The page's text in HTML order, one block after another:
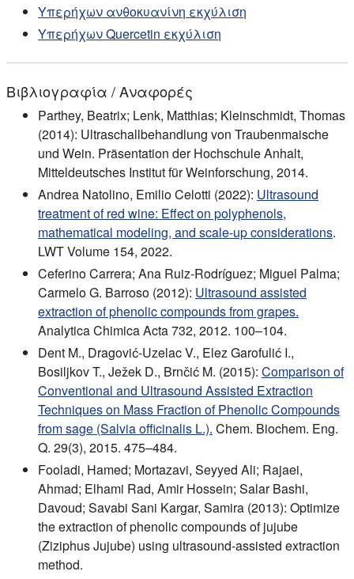
Υπερήχων ανθοκυανίνη εκχύλιση
Υπερήχων Quercetin εκχύλιση
Βιβλιογραφία / Αναφορές
Parthey, Beatrix; Lenk, Matthias; Kleinschmidt, Thomas
(2014): Ultraschallbehandlung von Traubenmaische
und Wein. Präsentation der Hochschule Anhalt,
Mitteldeutsches Institut für Weinforschung, 2014.
Andrea Natolino, Emilio Celotti (2022): Ultrasound
treatment of red wine: Effect on polyphenols,
mathematical modeling, and scale-up considerations.
LWT Volume 154, 2022.
Ceferino Carrera; Ana Ruiz-Rodríguez; Miguel Palma;
Carmelo G. Barroso (2012): Ultrasound assisted
extraction of phenolic compounds from grapes.
Analytica Chimica Acta 732, 2012. 100–104.
Dent M., Dragović-Uzelac V., Elez Garofulić I.,
Bosiljkov T., Ježek D., Brnčić M. (2015): Comparison of
Conventional and Ultrasound Assisted Extraction
Techniques on Mass Fraction of Phenolic Compounds
from sage (Salvia officinalis L.). Chem. Biochem. Eng.
Q. 29(3), 2015. 475–484.
Fooladi, Hamed; Mortazavi, Seyyed Ali; Rajaei,
Ahmad; Elhami Rad, Amir Hossein; Salar Bashi,
Davoud; Savabi Sani Kargar, Samira (2013): Optimize
the extraction of phenolic compounds of jujube
(Ziziphus Jujube) using ultrasound-assisted extraction
method.